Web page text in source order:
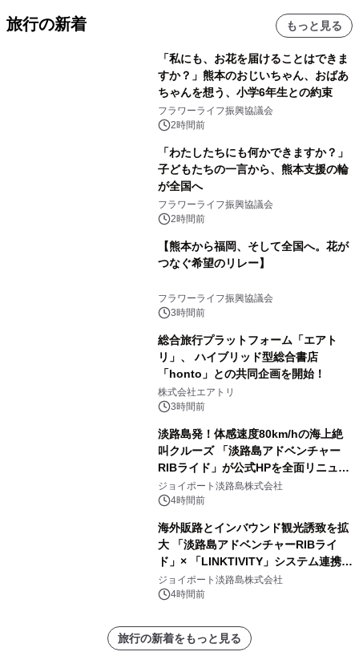
旅行の新着 もっと見る
「私にも、お花を届けることはできま
すか？」熊本のおじいちゃん、おばあ
ちゃんを想う、小学6年生との約束
フラワーライフ振興協議会
2時間前
「わたしたちにも何かできますか？」
子どもたちの一言から、熊本支援の輪
が全国へ
フラワーライフ振興協議会
2時間前
【熊本から福岡、そして全国へ。花が
つなぐ希望のリレー】
フラワーライフ振興協議会
3時間前
総合旅行プラットフォーム「エアト
リ」、 ハイブリッド型総合書店
「honto」との共同企画を開始！
株式会社エアトリ
3時間前
淡路島発！体感速度80km/hの海上絶
叫クルーズ 「淡路島アドベンチャー
RIBライド」が公式HPを全面リニュー
アル！ ～スマホで即予約完了の「スマ
ート設計」へ刷新～
ジョイポート淡路島株式会社
4時間前
海外販路とインバウンド観光誘致を拡
大 「淡路島アドベンチャーRIBライ
ド」× 「LINKTIVITY」システム連携を
開始！
ジョイポート淡路島株式会社
4時間前
旅行の新着をもっと見る